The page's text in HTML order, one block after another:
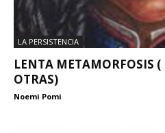
LA PERSISTENCIA
LENTA METAMORFOSIS (
OTRAS)
Noemi Pomi